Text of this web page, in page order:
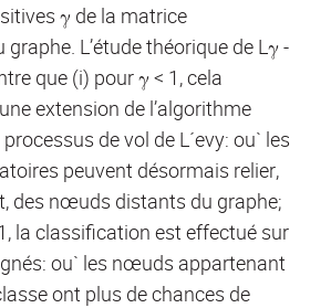
γ de la matrice
L’étude théorique de Lγ -
que (i) pour γ < 1, cela
extension de l’algorithme
de vol de L´evy: ou` les
peuvent désormais relier,
des nœuds distants du graphe;
la classification est effectué sur
ou` les nœuds appartenant
ont plus de chances de